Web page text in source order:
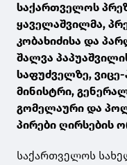
საქართველოს
ყაველაშვილმა,
კობახიძისა და
შალვა
საფუძველზე, ვიცე-
მინისტრი,
გომელაური და
პირები ღირსების
საქართველოს